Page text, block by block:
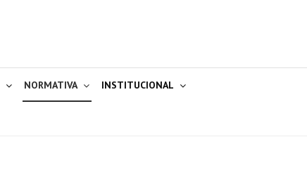
NORMATIVA INSTITUCIONAL